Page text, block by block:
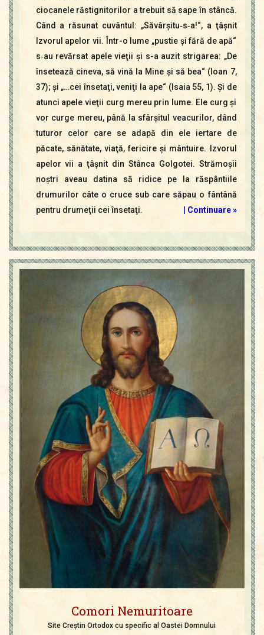
ciocanele răstignitorilor a trebuit să sape în stâncă.
Când a răsunat cuvântul: „Săvârşi­tu‑s‑a!“, a ţâşnit
Izvorul apelor vii. Într-o lume „pustie şi fără de apă“
s‑au revărsat apele vieţii şi s-a auzit strigarea: „De
însetează cineva, să vină la Mine şi să bea“ (Ioan 7,
37); şi „…cei însetaţi, veniţi la ape“ (Isaia 55, 1). Şi de
atunci apele vieţii curg mereu prin lume. Ele curg şi
vor curge mereu, până la sfârşitul veacurilor, dând
tuturor celor care se adapă din ele iertare de
păcate, sănătate, viaţă, fericire şi mântuire. Izvorul
apelor vii a ţâşnit din Stânca Golgotei. Strămoşii
noştri aveau datina să ridice pe la răspântiile
drumurilor câte o cruce sub care săpau o fântână
pentru drumeţii cei însetaţi.
Continuare »
Comori Nemuritoare
Site Creștin Ortodox cu specific al Oastei Domnului